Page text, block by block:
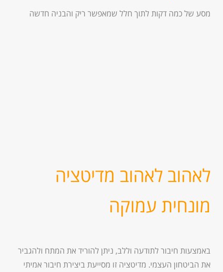
מסע של כמה דקות לתוך חלל שמאפשר ריק והבניה חדשה
לאהוב לאהוב מדיטציה
מונחית עמוקה
באמצעות חיבור לתודעה וללב, ניתן להוריד את המתח ולהגביר
את הביטחון העצמי. מדיטציה זו מסייעת ביצירת חיבור אמיתי